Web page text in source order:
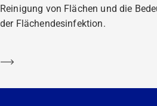
Reinigung von Flächen und die
der Flächendesinfektion.
Mehr erfahren